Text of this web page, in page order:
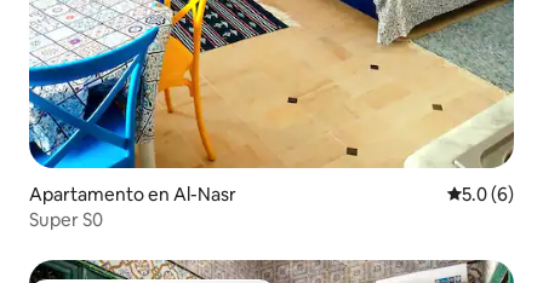
Apartamento en Al-Nasr
5.0 (6)
Super S0